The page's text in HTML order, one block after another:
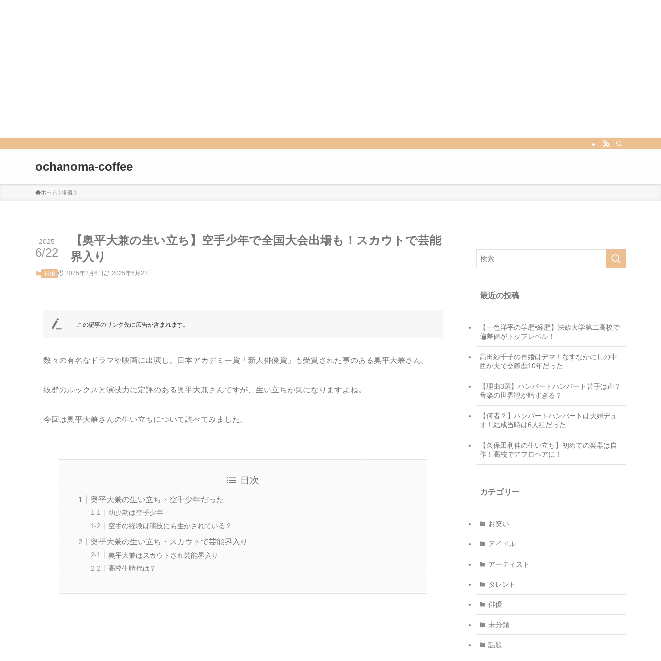
ochanoma-coffee
ホーム 俳優
【奥平大兼の生い立ち】空手少年で全国大会出場も！スカウトで芸能
界入り
2025
6/22
俳優 2025年2月6日 2025年6月22日
この記事のリンク先に広告が含まれます。
数々の有名なドラマや映画に出演し、日本アカデミー賞「新人俳優賞」も受賞された事のある奥平大兼さん。
抜群のルックスと演技力に定評のある奥平大兼さんですが、生い立ちが気になりますよね。
今回は奥平大兼さんの生い立ちについて調べてみました。
目次
奥平大兼の生い立ち・空手少年だった
幼少期は空手少年
空手の経験は演技にも生かされている？
奥平大兼の生い立ち・スカウトで芸能界入り
奥平大兼はスカウトされ芸能界入り
高校生時代は？
最近の投稿
【一色洋平の学歴•経歴】法政大学第二高校で
偏差値がトップレベル！
高田紗千子の再婚はデマ！なすなかにしの中
西が夫で交際歴10年だった
【理由3選】ハンバートハンバート苦手は声？
音楽の世界観が暗すぎる？
【何者？】ハンバートハンバートは夫婦デュ
オ！結成当時は6人組だった
【久保田利伸の生い立ち】初めての楽器は自
作！高校でアフロヘアに！
カテゴリー
お笑い
アイドル
アーティスト
タレント
俳優
未分類
話題